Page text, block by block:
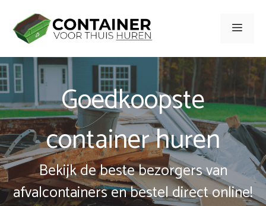
naar
inhoud
Menu
Goedkoopste
container huren
Bekijk de beste bezorgers van
afvalcontainers en bestel direct online!